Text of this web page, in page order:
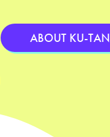
ABOUT KU-TAN